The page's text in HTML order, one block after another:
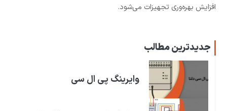
افزایش بهره‌وری تجهیزات می‌شود.
جدیدترین مطالب
وایرینگ پی ال سی